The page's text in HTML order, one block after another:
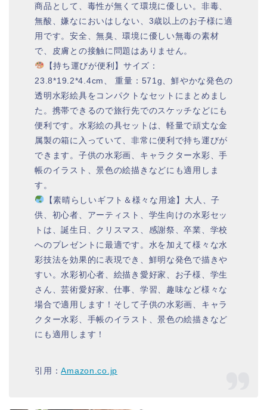
商品として、毒性が無くて環境に優しい。非毒、
無酸、嫌なにおいはしない、3歳以上のお子様に適
用です。安全、無臭、環境に優しい無毒の素材
で、皮膚との接触に問題はありません。
【持ち運びが便利】サイズ：
23.8*19.2*4.4cm、 重量：571g、鮮やかな発色の
透明水彩絵具をコンパクトなセットにまとめまし
た。携帯できるので旅行先でのスケッチなどにも
便利です。水彩絵の具セットは、軽量で頑丈な金
属製の箱に入っていて、非常に便利で持ち運びが
できます。子供の水彩画、キャラクター水彩、手
帳のイラスト、景色の絵描きなどにも適用しま
す。
【素晴らしいギフト＆様々な用途】大人、子
供、初心者、アーティスト、学生向けの水彩セッ
トは、誕生日、クリスマス、感謝祭、卒業、学校
へのプレゼントに最適です。水を加えて様々な水
彩技法を効果的に表現でき、鮮明な発色で描きや
すい。水彩初心者、絵描き愛好家、お子様、学生
さん、芸術愛好家、仕事、学習、趣味など様々な
場合で適用します！そして子供の水彩画、キャラ
クター水彩、手帳のイラスト、景色の絵描きなど
にも適用します！
引用：Amazon.co.jp